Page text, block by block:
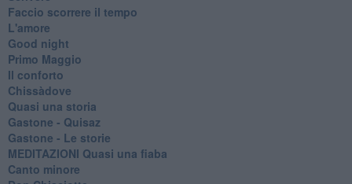
Faccio scorrere il tempo
L'amore
Good night
Primo Maggio
Il conforto
Chissàdove
Quasi una storia
Gastone - Quisaz
Gastone - Le storie
MEDITAZIONI Quasi una fiaba
Canto minore